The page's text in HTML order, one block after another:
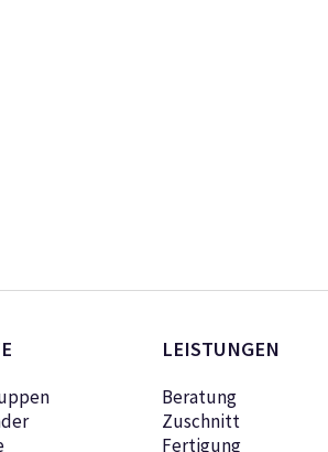
LEISTUNGEN
Beratung
Zuschnitt
Fertigung